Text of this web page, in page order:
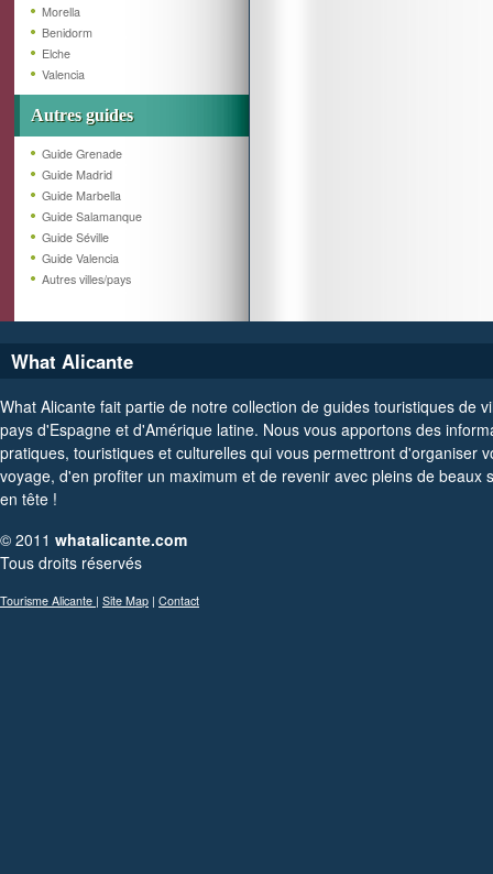
Morella
Benidorm
Elche
Valencia
Autres guides
Guide Grenade
Guide Madrid
Guide Marbella
Guide Salamanque
Guide Séville
Guide Valencia
Autres villes/pays
What Alicante
What Alicante fait partie de notre collection de guides touristiques de
pays d'Espagne et d'Amérique latine. Nous vous apportons des
pratiques, touristiques et culturelles qui vous permettront d'organiser
voyage, d'en profiter un maximum et de revenir avec pleins de beaux
en tête !
© 2011 whatalicante.com
Tous droits réservés
Tourisme Alicante | Site Map | Contact